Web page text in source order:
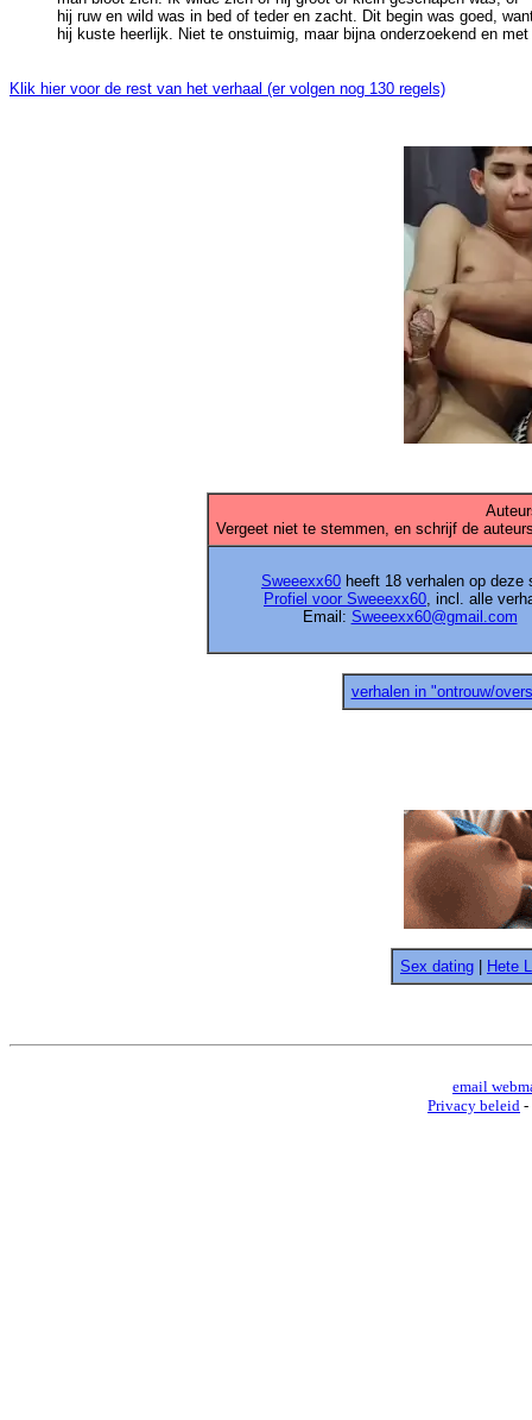
hij ruw en wild was in bed of teder en zacht. Dit begin was goed,
Klik hier voor de rest van het verhaal (er volgen nog 130 regels)
Vergeet niet te stemmen, en schrijf de
Sweeexx60 heeft 18 verhalen op deze
Profiel voor Sweeexx60, incl. alle
Email: Sweeexx60@gmail.com
verhalen in "ontrouw/
Sex dating Hete
email
Privacy beleid -